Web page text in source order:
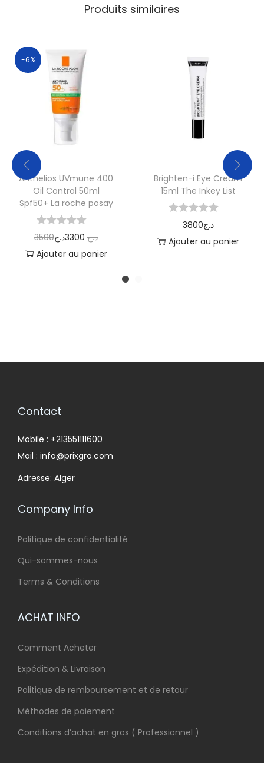
Produits similaires
-6%
Anthelios UVmune 400
Oil Control 50ml
Spf50+ La roche posay
3500 د.ج 3300د.ج
Ajouter au panier
Brighten-i Eye Cream
15ml The Inkey List
3800د.ج
Ajouter au panier
Contact
Mobile : +213551111600
Mail : info@prixgro.com
Adresse: Alger
Company Info
Politique de confidentialité
Qui-sommes-nous
Terms & Conditions
ACHAT INFO
Comment Acheter
Expédition & Livraison
Politique de remboursement et de retour
Méthodes de paiement
Conditions d’achat en gros ( Professionnel )